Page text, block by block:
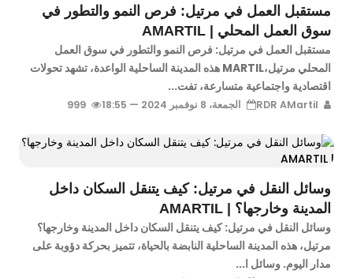
مستقبل العمل في مرتيل: فرص النمو والتطور في
سوق العمل المحلي | AMARTIL
مستقبل العمل في مرتيل: فرص النمو والتطور في سوق العمل
المحلي مرتيل،MARTIL هذه المدينة الساحلية الواعدة، تشهد تحولات
اقتصادية واجتماعية متسارعة، تفت...
الجمعة، 8 نوفمبر 2024 — 18:55
وسائل النقل في مرتيل: كيف يتنقل السكان داخل
المدينة وخارجها؟ | AMARTIL
وسائل النقل في مرتيل: كيف يتنقل السكان داخل المدينة وخارجها؟
مرتيل، هذه المدينة الساحلية النابضة بالحياة، تتميز بحركة دؤوبة على
مدار اليوم. وسائل ا...